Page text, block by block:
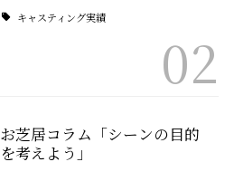
キャスティング実績
02
お芝居コラム「シーンの目的
を考えよう」